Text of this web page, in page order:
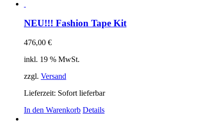
NEU!!! Fashion Tape Kit
476,00 €
inkl. 19 % MwSt.
zzgl. Versand
Lieferzeit: Sofort lieferbar
In den Warenkorb Details